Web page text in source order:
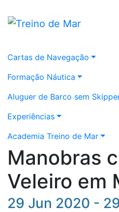
Cartas de Navegação
Formação Náutica
Aluguer de Barco sem
Experiências
Academia Treino de Mar
Manobras
Veleiro em
29 Jun 2020 -